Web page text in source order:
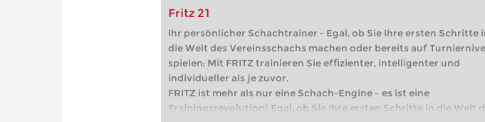
Fritz 21
Ihr persönlicher Schachtrainer - Egal, ob Sie Ihre ersten Schritte
die Welt des Vereinsschachs machen oder bereits auf
spielen: Mit FRITZ trainieren Sie effizienter, intelligenter und
individueller als je zuvor.
FRITZ ist mehr als nur eine Schach-Engine – es ist eine
Trainingsrevolution! Egal, ob Sie Ihre ersten Schritte in die Welt